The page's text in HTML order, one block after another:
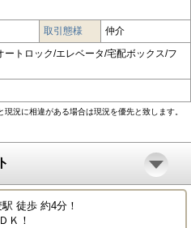
取引態様 仲介
ートロック/エレベータ/宅配ボックス/フ
現況に相違がある場合は現況を優先と致します。
徒歩 約4分！
Ｋ！